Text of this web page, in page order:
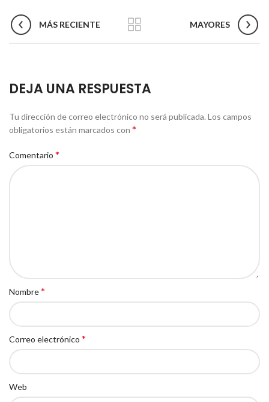
MÁS RECIENTE MAYORES
DEJA UNA RESPUESTA
Tu dirección de correo electrónico no será publicada.Los campos
obligatorios están marcados con *
Comentario *
Nombre*
Correo electrónico *
Web